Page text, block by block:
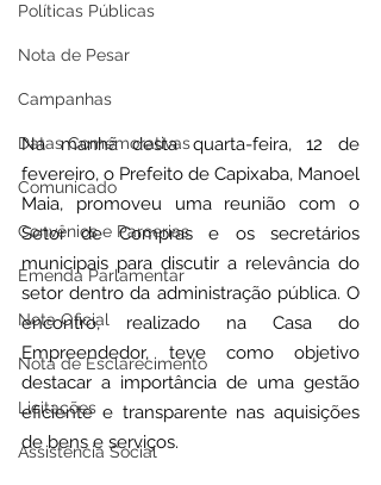
Políticas Públicas
Nota de Pesar
Campanhas
Datas Comemorativas
Comunicado
Convênios e Parcerias
Emenda Parlamentar
Nota Oficial
Nota de Esclarecimento
Licitações
Assistência Social
Na manhã desta quarta-feira, 12 de
fevereiro, o Prefeito de Capixaba, Manoel
Maia, promoveu uma reunião com o
Setor de Compras e os secretários
municipais para discutir a relevância do
setor dentro da administração pública. O
encontro, realizado na Casa do
Empreendedor, teve como objetivo
destacar a importância de uma gestão
eficiente e transparente nas aquisições
de bens e serviços.